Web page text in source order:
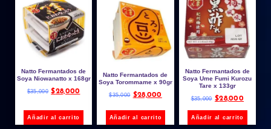
Natto Fermantados de
Soya Niowanatto x 168gr
$35,000 $28,000
Añadir al carrito
Natto Fermantados de
Soya Torommame x 90gr
$35,000 $28,000
Añadir al carrito
Natto Fermantados de
Soya Ume Fumi Kurozu
Tare x 133gr
$35,000 $28,000
Añadir al carrito